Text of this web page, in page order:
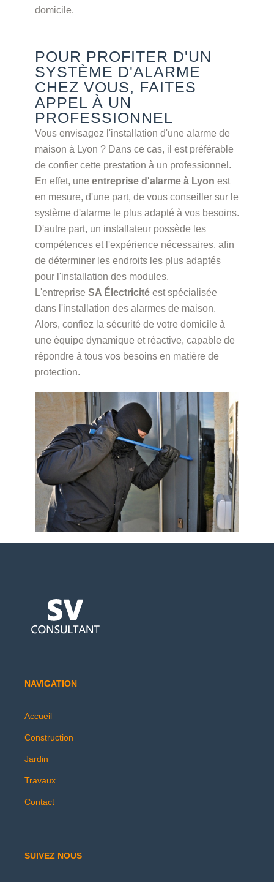
domicile.
POUR PROFITER D'UN
SYSTÈME D'ALARME
CHEZ VOUS, FAITES
APPEL À UN
PROFESSIONNEL
Vous envisagez l'installation d'une alarme de
maison à Lyon ? Dans ce cas, il est préférable
de confier cette prestation à un professionnel.
En effet, une entreprise d'alarme à Lyon est
en mesure, d'une part, de vous conseiller sur le
système d'alarme le plus adapté à vos besoins.
D'autre part, un installateur possède les
compétences et l'expérience nécessaires, afin
de déterminer les endroits les plus adaptés
pour l'installation des modules.
L'entreprise SA Électricitéest spécialisée
dans l'installation des alarmes de maison.
Alors, confiez la sécurité de votre domicile à
une équipe dynamique et réactive, capable de
répondre à tous vos besoins en matière de
protection.
NAVIGATION
Accueil
Construction
Jardin
Travaux
Contact
SUIVEZ NOUS